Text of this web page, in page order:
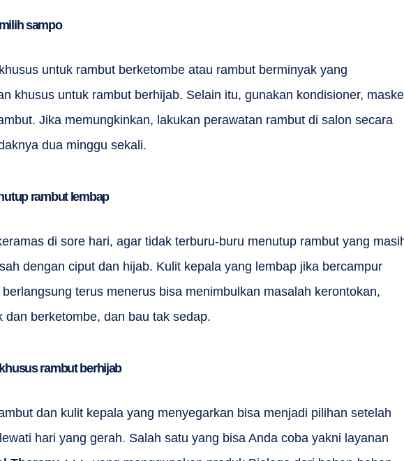
sampo
untuk rambut berketombe atau rambut berminyak yang
khusus untuk rambut berhijab. Selain itu, gunakan kondisioner,
Jika memungkinkan, lakukan perawatan rambut di salon secara
dua minggu sekali.
rambut lembap
di sore hari, agar tidak terburu-buru menutup rambut yang
dengan ciput dan hijab. Kulit kepala yang lembap jika bercampur
terus menerus bisa menimbulkan masalah kerontokan,
dan berketombe, dan bau tak sedap.
rambut berhijab
dan kulit kepala yang menyegarkan bisa menjadi pilihan setelah
hari yang gerah. Salah satu yang bisa Anda coba yakni layanan